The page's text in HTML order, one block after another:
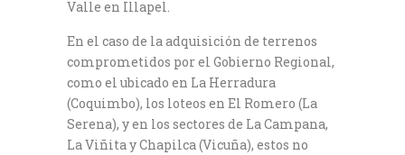
Valle en Illapel.
En el caso de la adquisición de terrenos
comprometidos por el Gobierno Regional,
como el ubicado en La Herradura
(Coquimbo), los loteos en El Romero (La
Serena), y en los sectores de La Campana,
La Viñita y Chapilca (Vicuña), estos no